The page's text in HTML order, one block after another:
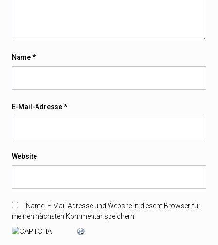
Name*
E-Mail-Adresse*
Website
Name, E-Mail-Adresse und Website in diesem Browser für
meinen nächsten Kommentar speichern.